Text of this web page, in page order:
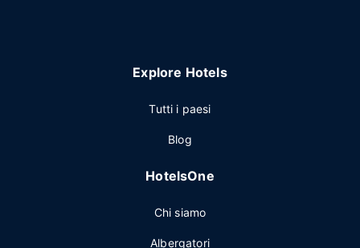
Explore Hotels
Tutti i paesi
Blog
HotelsOne
Chi siamo
Albergatori